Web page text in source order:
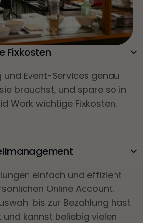
Fixkosten
und Event-Services genau
brauchst, und spare so in
Work wichtige Fixkosten.
einfach und effizient
Online Account.
bis zur Bezahlung hast
und kannst beliebig vielen